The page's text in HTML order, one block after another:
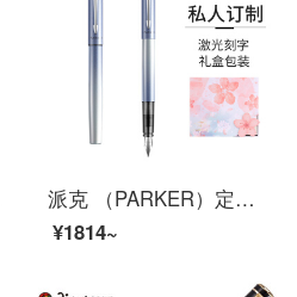
派克 （PARKER）定制钢笔礼盒 威雅XL系列樱花蓝墨水笔礼盒-私人定制
¥1814~